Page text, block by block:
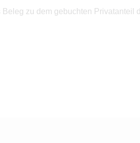
zu dem gebuchten Privatanteil